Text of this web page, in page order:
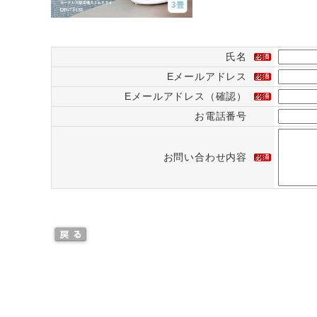
氏名
Eメールアドレス
Eメールアドレス（確認）
お電話番号
お問い合わせ内容